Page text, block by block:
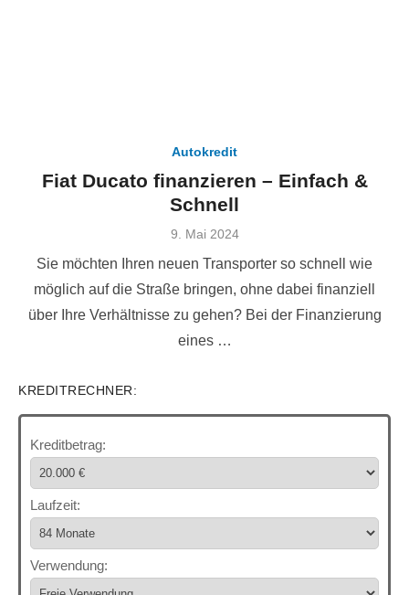
Autokredit
Fiat Ducato finanzieren – Einfach &
Schnell
Veröffentlicht
9. Mai 2024
Sie möchten Ihren neuen Transporter so schnell wie
möglich auf die Straße bringen, ohne dabei finanziell
über Ihre Verhältnisse zu gehen? Bei der Finanzierung
eines …
KREDITRECHNER:
Kreditbetrag:
Laufzeit:
Verwendung: